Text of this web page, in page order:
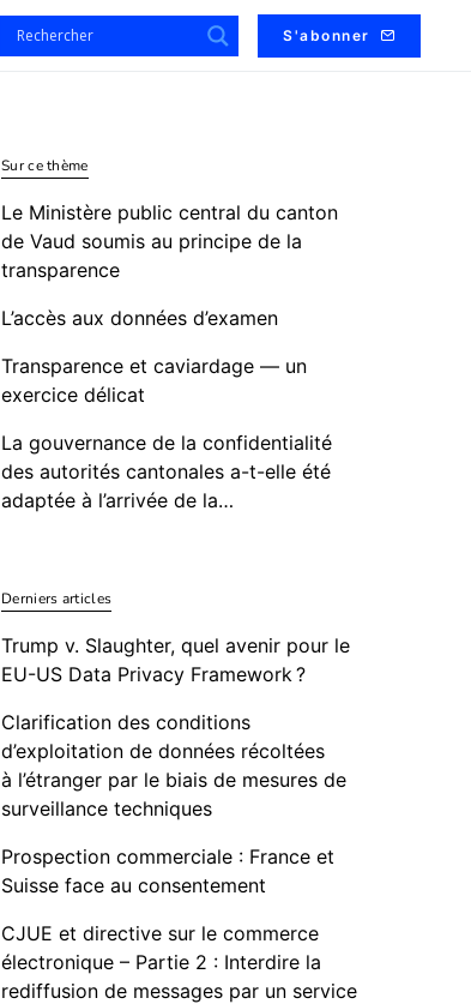
S'abonner
Sur ce thème
Le Ministère public central du canton
de Vaud soumis au principe de la
transparence
L’accès aux données d’examen
Transparence et caviardage — un
exercice délicat
La gouvernance de la confidentialité
des autorités cantonales a-t-elle été
adaptée à l’arrivée de la…
Derniers articles
Trump v. Slaughter, quel avenir pour le
EU-US Data Privacy Framework ?
Clarification des conditions
d’exploitation de données récoltées
à l’étranger par le biais de mesures de
surveillance techniques
Prospection commerciale : France et
Suisse face au consentement
CJUE et directive sur le commerce
électronique – Partie 2 : Interdire la
rediffusion de messages par un service